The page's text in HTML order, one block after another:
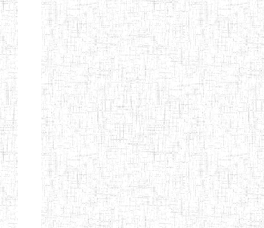
ENIEG
BILINGUE
MATSIAZE
10/07/2000 ENIEG Privé
ENPIEG
BILINGUE
SENTTI-IBES
20/08/2015 ENIEG Privé
ENIEG PRIVEE
BILINGUE LES
ROSSIGNOLS
MAJORS
06/06/2016 ENIEG Privé